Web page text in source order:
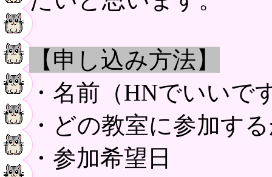
【申し込み方法】
・名前（HNでいいで
・どの教室に参加す
・参加希望日